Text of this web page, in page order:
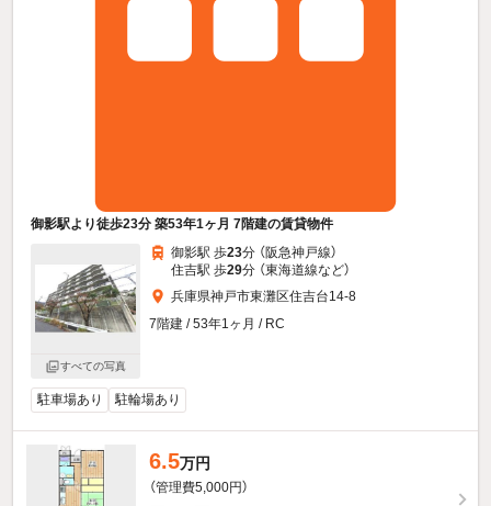
御影駅より徒歩23分 築53年1ヶ月 7階建の賃貸物件
すべての写真
御影駅 歩23分 （阪急神戸線）
住吉駅 歩29分 （東海道線など）
兵庫県神戸市東灘区住吉台14-8
7階建 / 53年1ヶ月 / RC
駐車場あり 駐輪場あり
6.5万円
（管理費5,000円）